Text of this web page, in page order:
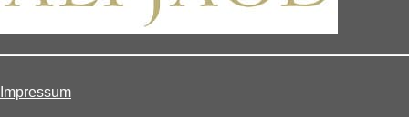
Impressum